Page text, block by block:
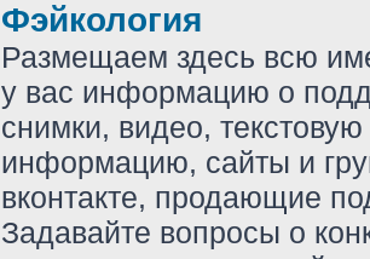
Фэйкология
Размещаем здесь всю
у вас информацию о
снимки, видео, текстовую
информацию, сайты и
вконтакте, продающие
Задавайте вопросы о